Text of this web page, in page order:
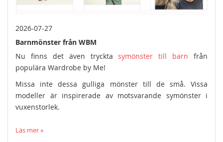
2026-07-27
Barnmönster från WBM
Nu finns det även trycktasymönster till barn från
populära Wardrobe by Me!
Missa inte dessa gulliga mönster till de små. Vissa
modeller är inspirerade av motsvarande symönster i
vuxenstorlek.
Läs mer »